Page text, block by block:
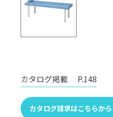
カタログ掲載 P.148
カタログ請求はこちらから